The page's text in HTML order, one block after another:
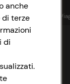
Istituzionale
anche
terze
di